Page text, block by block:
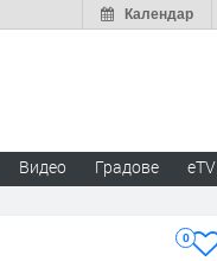
Календар
Видео Градове eTV
0